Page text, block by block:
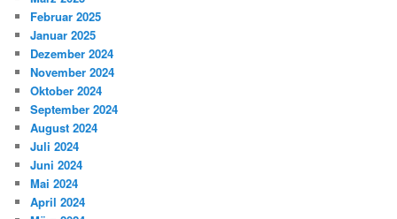
Februar 2025
Januar 2025
Dezember 2024
November 2024
Oktober 2024
September 2024
August 2024
Juli 2024
Juni 2024
Mai 2024
April 2024